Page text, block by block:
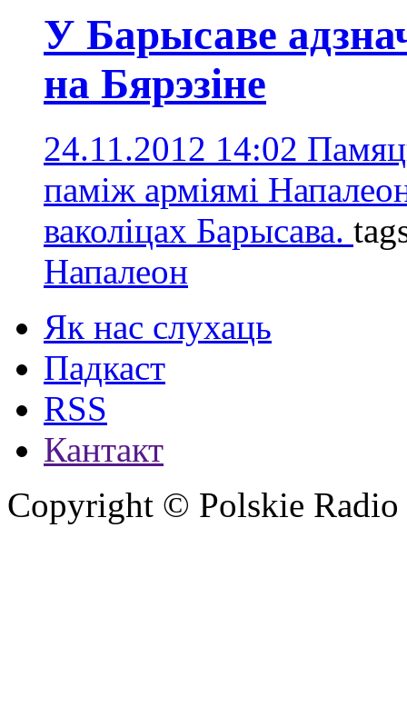
У Барысаве
на Бярэзіне
24.11.2012 14:02
паміж арміямі
ваколіцах Барысава.
Напалеон
Як нас слухаць
Падкаст
RSS
Кантакт
Copyright © Polskie